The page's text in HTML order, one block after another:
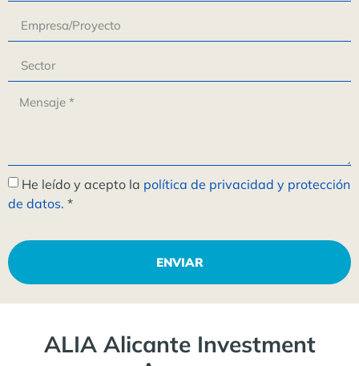
He leído y acepto la política de privacidad y protección
de datos. *
ENVIAR
ALIA Alicante Investment